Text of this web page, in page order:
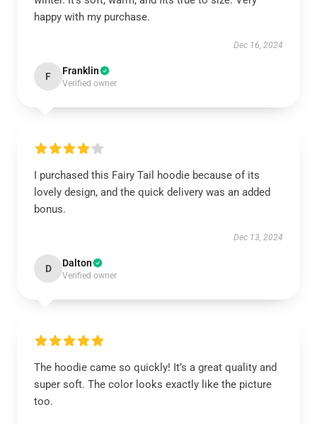
happy with my purchase.
Dec 16, 2024
F Franklin
Verified owner
I purchased this Fairy Tail hoodie because of its
lovely design, and the quick delivery was an added
bonus.
Dec 13, 2024
D Dalton
Verified owner
The hoodie came so quickly! It’s a great quality and
super soft. The color looks exactly like the picture
too.